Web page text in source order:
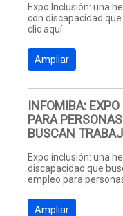
Expo Inclusión: una
con discapacidad
clic aquí
Ampliar
INFOMIBA:
PARA
BUSCAN
Expo inclusión: una
discapacidad que
empleo para personas
Ampliar